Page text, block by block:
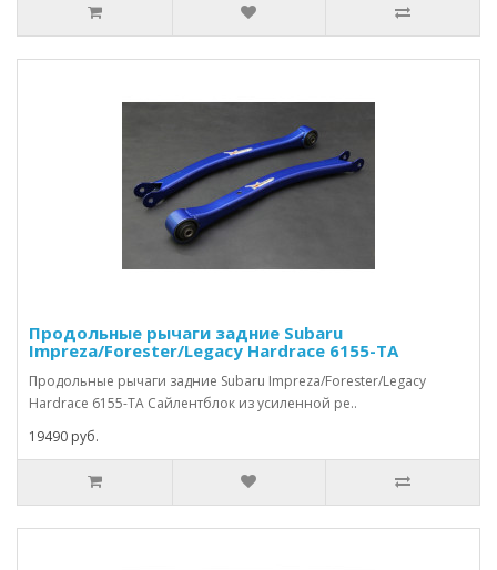
Продольные рычаги задние Subaru
Impreza/Forester/Legacy Hardrace 6155-TA
Продольные рычаги задние Subaru Impreza/Forester/Legacy
Hardrace 6155-TA Сайлентблок из усиленной ре..
19490 руб.